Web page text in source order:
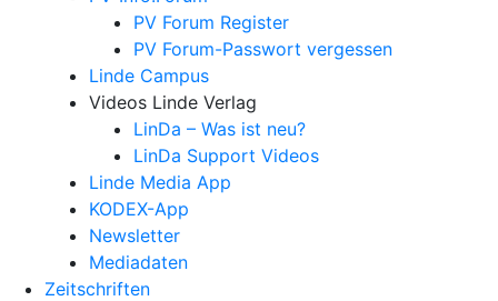
PV Forum Register
PV Forum-Passwort vergessen
Linde Campus
Videos Linde Verlag
LinDa – Was ist neu?
LinDa Support Videos
Linde Media App
KODEX-App
Newsletter
Mediadaten
Zeitschriften